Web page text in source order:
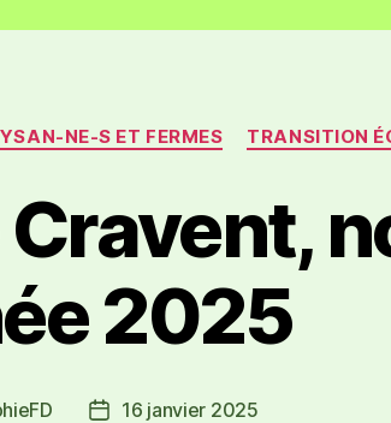
NE-S ET FERMES TRANSITION
2025
16 janvier 2025